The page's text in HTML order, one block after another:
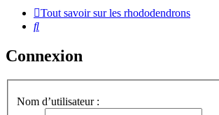
Tout savoir sur les rhododendrons
Rechercher
Connexion
Nom d’utilisateur :